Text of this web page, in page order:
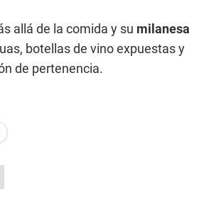
allá de la comida y su milanesa
botellas de vino expuestas y
de pertenencia.